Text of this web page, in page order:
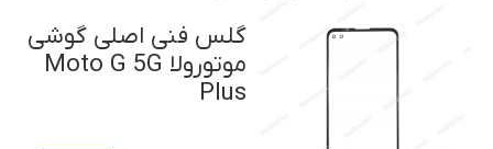
گلس فنی اصلی گوشی
موتورولا Moto G 5G
Plus